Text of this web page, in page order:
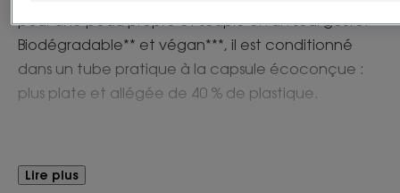
pour une peau propre et souple en un seul geste.
Biodégradable** et végan***, il est conditionné
dans un tube pratique à la capsule écoconçue :
plus plate et allégée de 40 % de plastique.
Le Gel douche au parfum Eau de Tiaré dépose un
Lire plus